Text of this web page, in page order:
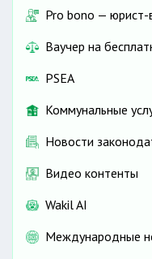
Pro bono — юрист-
Ваучер на
PSEA
Коммунальные
Новости
Видео контенты
Wakil AI
Международные